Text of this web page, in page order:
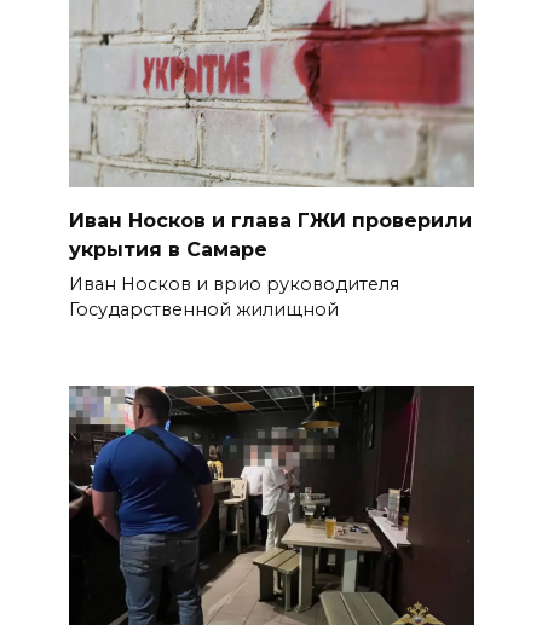
Иван Носков и глава ГЖИ проверили
укрытия в Самаре
Иван Носков и врио руководителя
Государственной жилищной